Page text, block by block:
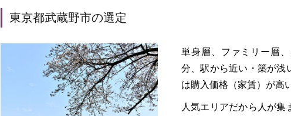
東京都武蔵野市の選定
単身層、ファミリー層
分、駅から近い・築が浅
は購入価格（家賃）が高
人気エリアだから人が